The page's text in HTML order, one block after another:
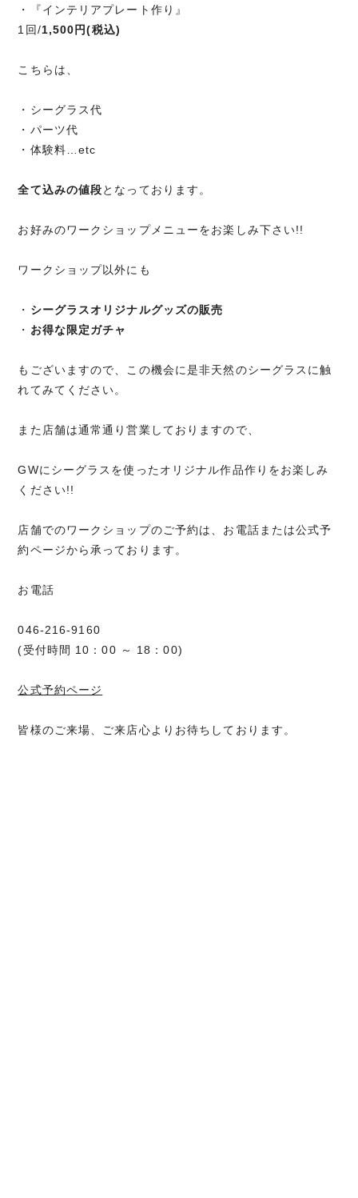
・『インテリアプレート作り』
1回/1,500円(税込)
こちらは、
・シーグラス代
・パーツ代
・体験料…etc
全て込みの値段となっております。
お好みのワークショップメニューをお楽しみ下さい!!
ワークショップ以外にも
・ シーグラスオリジナルグッズの販売
・ お得な限定ガチャ
もございますので、この機会に是非天然のシーグラスに触
れてみてください。
また店舗は通常通り営業しておりますので、
GWにシーグラスを使ったオリジナル作品作りをお楽しみ
ください!!
店舗でのワークショップのご予約は、お電話または公式予
約ページから承っております。
お電話
046-216-9160
(受付時間 10：00 ～ 18：00)
公式予約ページ
皆様のご来場、ご来店心よりお待ちしております。